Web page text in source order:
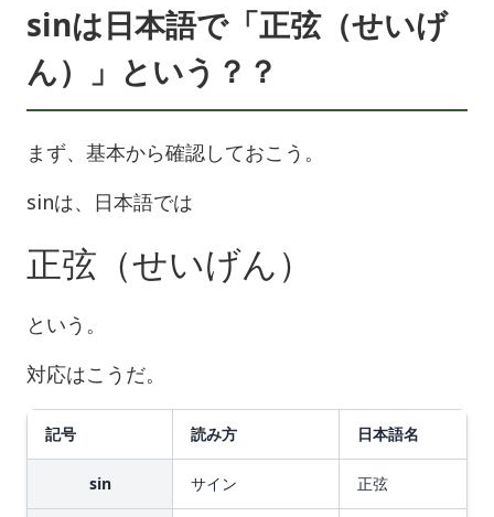
sinは日本語で「正弦（せいげ
ん）」という？？
まず、基本から確認しておこう。
sinは、日本語では
正弦（せいげん）
という。
対応はこうだ。
記号 読み方 日本語名
sin サイン 正弦